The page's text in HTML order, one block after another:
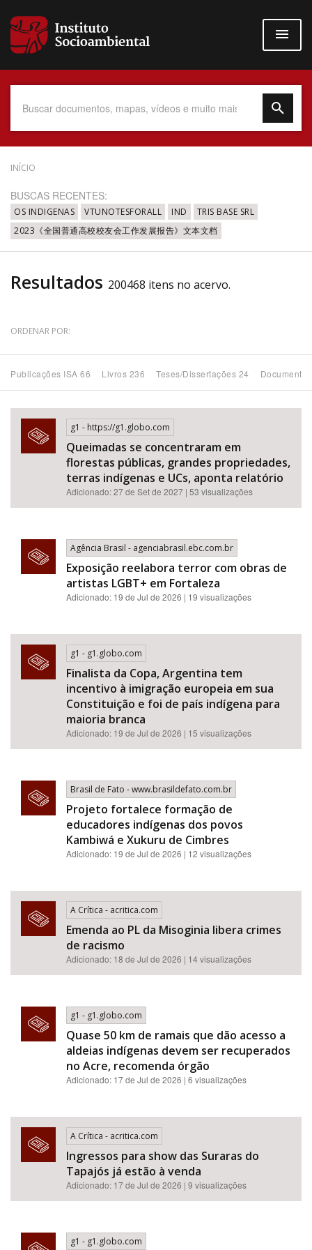
para
conteúdo
Data do Documento
Até
Tema
Subtema
Área de Levantamento
Área Protegida
INÍCIO
BUSCAS RECENTES:
OS INDIGENAS VTUNOTESFORALL IND
TRIS BASE SRL
2023《全国普通高校校友会工作发展报告》文本文档
Resultados 200468 itens no acervo.
ORDENAR POR:
Publicações ISA 66 Livros 236 Teses/Dissertações 24
g1 - https://g1.globo.com
Queimadas se concentraram em
florestas públicas, grandes propriedades,
terras indígenas e UCs, aponta relatório
Adicionado: 27 de Set de 2027 | 53 visualizações
Agência Brasil - agenciabrasil.ebc.com.br
Exposição reelabora terror com obras de
artistas LGBT+ em Fortaleza
Adicionado: 19 de Jul de 2026 | 19 visualizações
g1 - g1.globo.com
Finalista da Copa, Argentina tem
incentivo à imigração europeia em sua
Constituição e foi de país indígena para
maioria branca
Adicionado: 19 de Jul de 2026 | 15 visualizações
Brasil de Fato - www.brasildefato.com.br
Projeto fortalece formação de
educadores indígenas dos povos
Kambiwá e Xukuru de Cimbres
Adicionado: 19 de Jul de 2026 | 12 visualizações
A Crítica - acritica.com
Emenda ao PL da Misoginia libera crimes
de racismo​​​​​​​​​​​​​​​​​​​​​​​​​​​​​​​​​​​​​​​​​​
Adicionado: 18 de Jul de 2026 | 14 visualizações
g1 - g1.globo.com
Quase 50 km de ramais que dão acesso a
aldeias indígenas devem ser recuperados
no Acre, recomenda órgão
Adicionado: 17 de Jul de 2026 | 6 visualizações
A Crítica - acritica.com
Ingressos para show das Suraras do
Tapajós já estão à venda
Adicionado: 17 de Jul de 2026 | 9 visualizações
g1 - g1.globo.com